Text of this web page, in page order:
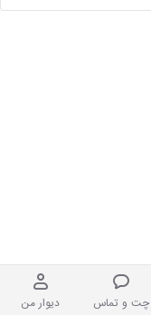
چت و تماس دیوار من